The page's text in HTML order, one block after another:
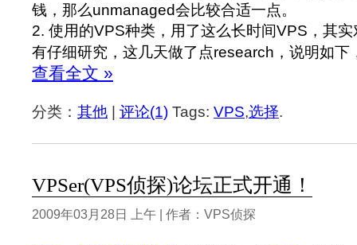
钱，那么unmanaged会比较合适一点。
2. 使用的VPS种类，用了这么长时间VPS，其
有仔细研究，这几天做了点research，说明如下
查看全文 »
分类： 其他 评论(1) Tags: VPS,选择.
VPSer(VPS侦探)论坛正式开通！
2009年03月28日 上午 | 作者：VPS侦探